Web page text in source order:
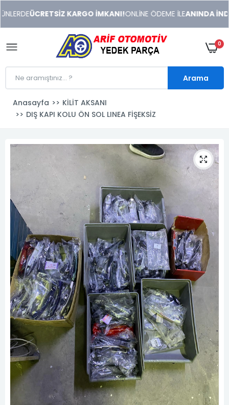
xonusu
veren
sitolar
ÜCRETSİZ KARGO İMKANI!ONLİNE ÖDEME İLE ANINDA
0
Arama
Anasayfa
KİLİT AKSANI
DIŞ KAPI KOLU ÖN SOL LINEA FİŞEKSİZ